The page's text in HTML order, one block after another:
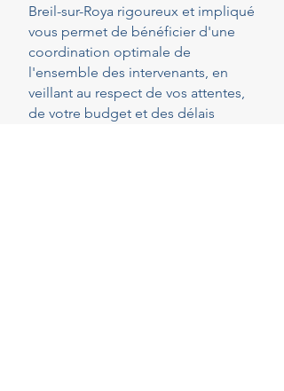
Breil-sur-Roya rigoureux et impliqué
vous permet de bénéficier d'une
coordination optimale de
l'ensemble des intervenants, en
veillant au respect de vos attentes,
de votre budget et des délais